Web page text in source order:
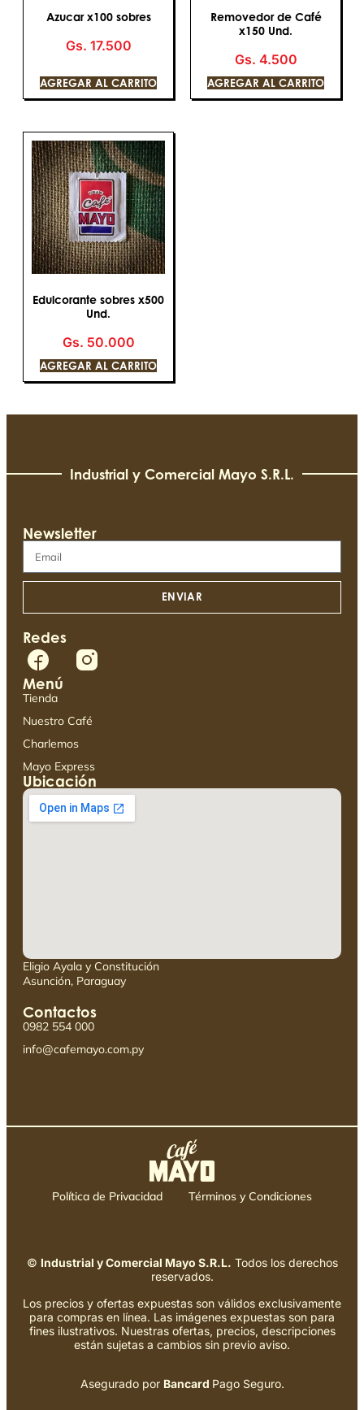
Azucar x100 sobres
Gs. 17.500
AGREGAR AL CARRITO
Removedor de Café
x150 Und.
Gs. 4.500
AGREGAR AL CARRITO
Edulcorante sobres x500
Und.
Gs. 50.000
AGREGAR AL CARRITO
Industrial y Comercial Mayo S.R.L.​
Ubicación
Eligio Ayala y Constitución
Asunción, Paraguay
Contactos
0982 554 000
info@cafemayo.com.py
Menú
Tienda
Nuestro Café
Charlemos
Mayo Express
Newsletter
ENVIAR
Redes
Política de Privacidad Términos y Condiciones
© Industrial y Comercial Mayo S.R.L. Todos los derechos
reservados.
Los precios y ofertas expuestas son válidos exclusivamente
para compras en línea. Las imágenes expuestas son para
fines ilustrativos. Nuestras ofertas, precios, descripciones
están sujetas a cambios sin previo aviso.
Asegurado por Bancard Pago Seguro.